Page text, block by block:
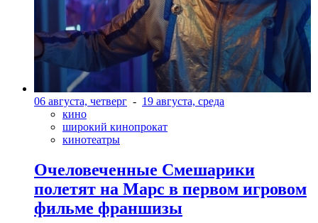
06 августа, четверг - 19 августа, среда
кино
широкий кинопрокат
кинотеатры
Очеловеченные Смешарики
полетят на Марс в первом игровом
фильме франшизы